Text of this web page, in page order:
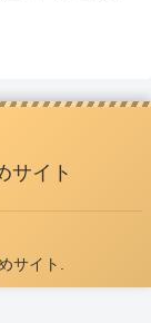
サイト
サイト.